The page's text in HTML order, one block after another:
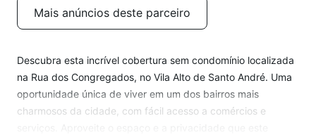
Mais anúncios deste parceiro
Descubra esta incrível cobertura sem condomínio localizada
na Rua dos Congregados, no Vila Alto de Santo André. Uma
oportunidade única de viver em um dos bairros mais
charmosos da cidade, com fácil acesso a comércios e